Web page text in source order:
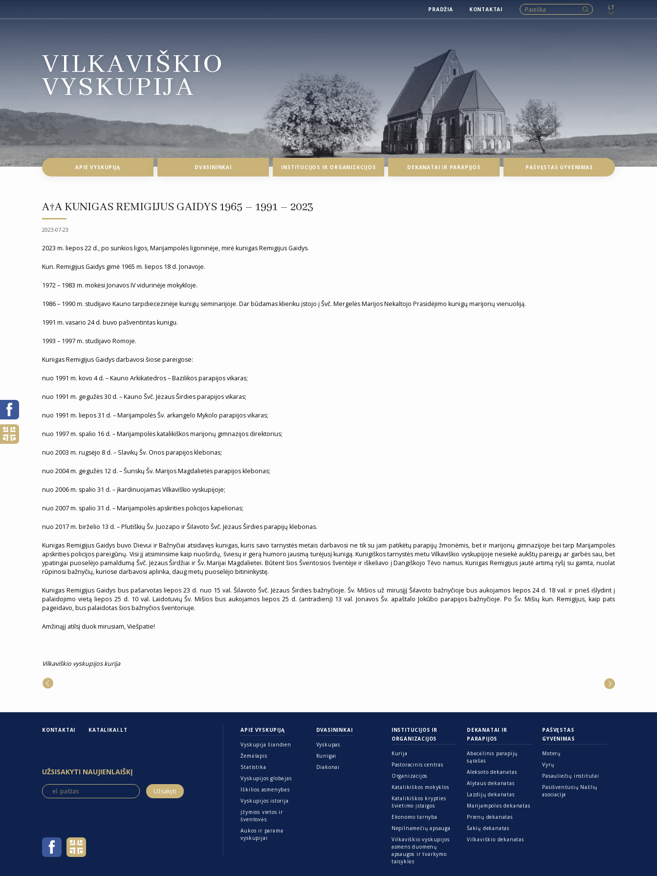
PRADŽIA KONTAKTAI LT
VILKAVIŠKIO
VYSKUPIJA
APIE VYSKUPIJĄ DVASININKAI INSTITUCIJOS IR ORGANIZACIJOS DEKANATAI IR PARAPIJOS PAŠVĘSTAS GYVENIMAS
A†A KUNIGAS REMIGIJUS GAIDYS 1965 – 1991 – 2023
2023-07-23
2023 m. liepos 22 d., po sunkios ligos, Marijampolės ligoninėje, mirė kunigas Remigijus Gaidys.
Kun. Remigijus Gaidys gimė 1965 m. liepos 18 d. Jonavoje.
1972 – 1983 m. mokėsi Jonavos IV vidurinėje mokykloje.
1986 – 1990 m. studijavo Kauno tarpdiecezinėje kunigų seminarijoje. Dar būdamas klieriku įstojo į Švč. Mergelės Marijos Nekaltojo Prasidėjimo kunigų marijonų vienuoliją.
1991 m. vasario 24 d. buvo pašventintas kunigu.
1993 – 1997 m. studijavo Romoje.
Kunigas Remigijus Gaidys darbavosi šiose pareigose:
nuo 1991 m. kovo 4 d. – Kauno Arkikatedros – Bazilikos parapijos vikaras;
nuo 1991 m. gegužės 30 d. – Kauno Švč. Jėzaus Širdies parapijos vikaras;
nuo 1991 m. liepos 31 d. – Marijampolės Šv. arkangelo Mykolo parapijos vikaras;
nuo 1997 m. spalio 16 d. – Marijampolės katalikiškos marijonų gimnazijos direktorius;
nuo 2003 m. rugsėjo 8 d. – Slavikų Šv. Onos parapijos klebonas;
nuo 2004 m. gegužės 12 d. – Šunskų Šv. Marijos Magdalietės parapijos klebonas;
nuo 2006 m. spalio 31 d. – įkardinuojamas Vilkaviškio vyskupijoje;
nuo 2007 m. spalio 31 d. – Marijampolės apskrities policijos kapelionas;
nuo 2017 m. birželio 13 d. – Plutiškių Šv. Juozapo ir Šilavoto Švč. Jėzaus Širdies parapijų klebonas.
Kunigas Remigijus Gaidys buvo Dievui ir Bažnyčiai atsidavęs kunigas, kuris savo tarnystės metais darbavosi ne tik su jam patikėtų parapijų žmonėmis, bet ir marijonų gimnazijoje bei tarp Marijampolės
apskrities policijos pareigūnų. Visi jį atsiminsime kaip nuoširdų, šviesų ir gerą humoro jausmą turėjusį kunigą. Kunigiškos tarnystės metu Vilkaviškio vyskupijoje nesiekė aukštų pareigų ar garbės sau, bet
ypatingai puoselėjo pamaldumą Švč. Jėzaus Širdžiai ir Šv. Marijai Magdalietei. Būtent šios Šventosios šventėje ir iškeliavo į Dangiškojo Tėvo namus. Kunigas Remigijus jautė artimą ryšį su gamta, nuolat
rūpinosi bažnyčių, kuriose darbavosi aplinka, daug metų puoselėjo bitininkystę.
Kunigas Remigijus Gaidys bus pašarvotas liepos 23 d. nuo 15 val. Šilavoto Švč. Jėzaus Širdies bažnyčioje. Šv. Mišios už mirusįjį Šilavoto bažnyčioje bus aukojamos liepos 24 d. 18 val. ir prieš išlydint į
palaidojimo vietą liepos 25 d. 10 val. Laidotuvių Šv. Mišios bus aukojamos liepos 25 d. (antradienį) 13 val. Jonavos Šv. apaštalo Jokūbo parapijos bažnyčioje. Po Šv. Mišių kun. Remigijus, kaip pats
pageidavo, bus palaidotas šios bažnyčios šventoriuje.
Amžinąjį atilsį duok mirusiam, Viešpatie!
Vilkaviškio vyskupijos kurija
KONTAKTAI KATALIKAI.LT
UŽSISAKYTI NAUJIENLAIŠKĮ
APIE VYSKUPIJĄ
Vyskupija šiandien
Žemėlapis
Statistika
Vyskupijos globėjas
Iškilios asmenybės
Vyskupijos istorija
Įžymios vietos ir
šventovės
Aukos ir parama
vyskupijai
DVASININKAI
Vyskupas
Kunigai
Diakonai
INSTITUCIJOS IR
ORGANIZACIJOS
Kurija
Pastoracinis centras
Organizacijos
Katalikiškos mokyklos
Katalikiškos krypties
švietimo įstaigos
Ekonomo tarnyba
Nepilnamečių apsauga
Vilkaviškio vyskupijos
asmens duomenų
apsaugos ir tvarkymo
taisyklės
DEKANATAI IR
PARAPIJOS
Abėcėlinis parapijų
sąrašas
Aleksoto dekanatas
Alytaus dekanatas
Lazdijų dekanatas
Marijampolės dekanatas
Prienų dekanatas
Šakių dekanatas
Vilkaviškio dekanatas
PAŠVĘSTAS
GYVENIMAS
Moterų
Vyrų
Pasauliečių institutai
Pasišventusių Našlių
asociacija